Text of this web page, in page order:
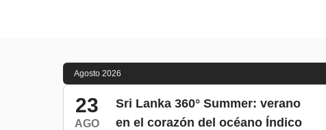
Agosto 2026
23
AGO
Sri Lanka 360° Summer: verano
en el corazón del océano Índico